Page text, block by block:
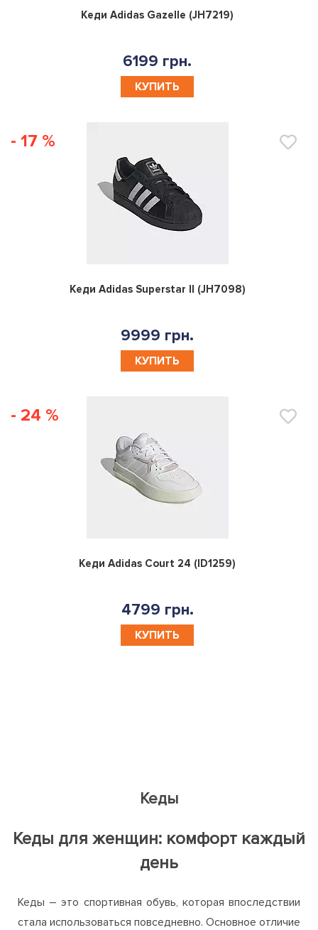
0
Кеди Adidas Gazelle (JH7219)
6199 грн.
КУПИТЬ
- 17 %
0
Кеди Adidas Superstar II (JH7098)
9999 грн.
КУПИТЬ
- 24 %
0
Кеди Adidas Court 24 (ID1259)
4799 грн.
КУПИТЬ
Кеды
Кеды для женщин: комфорт каждый
день
Кеды – это спортивная обувь, которая впоследствии
стала использоваться повседневно. Основное отличие